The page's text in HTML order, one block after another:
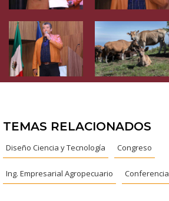
TEMAS RELACIONADOS
Diseño Ciencia y Tecnología Congreso
Ing. Empresarial Agropecuario Conferencia